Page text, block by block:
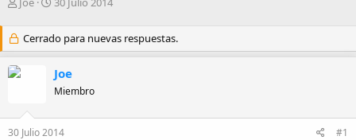
o
h
d
e
n
i
Cerrado para nuevas respuestas.
Joe
Miembro
30 Julio 2014 #1